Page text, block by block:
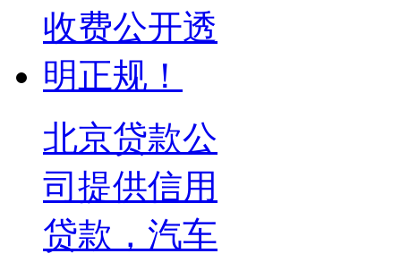
北京贷款公
司提供信用
贷款，汽车